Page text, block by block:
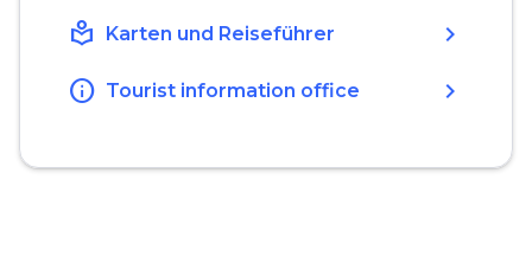
local_library Karten und Reiseführer chevron_right
info Tourist information office chevron_right